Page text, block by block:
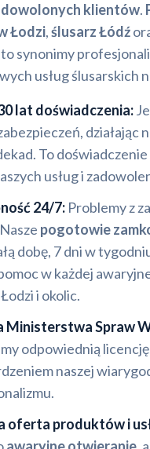
klientów.
Łodzi,ślusarz Łódź
to synonimy
usług ślusarskich
lat doświadczenia:
działając
To doświadczenie
usług i
24/7: Problemy z
pogotowie
dobę, 7 dni w
w każdej
i okolic.
Ministerstwa Spraw
odpowiednią
naszej
oferta produktów i